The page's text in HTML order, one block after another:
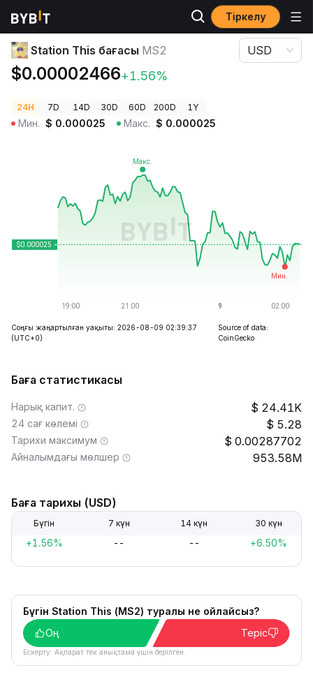
Тіркелу
Криптовалюта бағалары Station This бағасы MS2
Station This бағасы MS2
$0.00002466+1.56%
USD
24H 7D 14D 30D 60D 200D 1Y
Мин. $ 0.000025 Макс. $ 0.000025
Соңғы жаңартылған уақыты: 2026-08-09 02:39:37
(UTC+0)
Source of data:
CoinGecko
Баға статистикасы
Нарық капит. 24.41K
24 сағ көлемі 5.28
Тарихи максимум 0.00287702
Айналымдағы мөлшер 953.58M
Баға тарихы (USD)
Бүгін 7 күн 14 күн 30 күн
+1.56% -- -- +6.50%
Бүгін Station This (MS2) туралы не ойлайсыз?
Оң
Теріс
Ескерту: Ақпарат тек анықтама үшін берілген.